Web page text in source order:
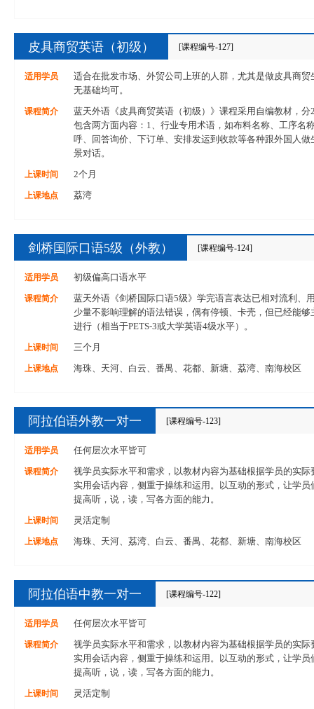
皮具商贸英语（初级） [课程编号-127]
适用学员
适合在批发市场、外贸公司上班的人群，尤其是做皮具商贸
无基础均可。
课程简介
蓝天外语《皮具商贸英语（初级）》课程采用自编教材，分
包含两方面内容：1、行业专用术语，如布料名称、工序名
呼、回答询价、下订单、安排发运到收款等各种跟外国人做
景对话。
上课时间 2个月
上课地点 荔湾
剑桥国际口语5级（外教） [课程编号-124]
适用学员 初级偏高口语水平
课程简介
蓝天外语《剑桥国际口语5级》学完语言表达已相对流利、
少量不影响理解的语法错误，偶有停顿、卡壳，但已经能够
进行（相当于PETS-3或大学英语4级水平）。
上课时间 三个月
上课地点 海珠、天河、白云、番禺、花都、新塘、荔湾、南海校区
阿拉伯语外教一对一 [课程编号-123]
适用学员 任何层次水平皆可
课程简介
视学员实际水平和需求，以教材内容为基础根据学员的实际
实用会话内容，侧重于操练和运用。以互动的形式，让学员
提高听，说，读，写各方面的能力。
上课时间 灵活定制
上课地点 海珠、天河、荔湾、白云、番禺、花都、新塘、南海校区
阿拉伯语中教一对一 [课程编号-122]
适用学员 任何层次水平皆可
课程简介
视学员实际水平和需求，以教材内容为基础根据学员的实际
实用会话内容，侧重于操练和运用。以互动的形式，让学员
提高听，说，读，写各方面的能力。
上课时间 灵活定制